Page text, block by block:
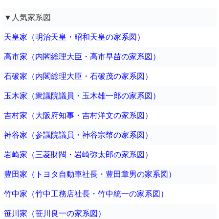
▼人気家系図
天皇家（明治天皇・昭和天皇の家系図）
高市家（内閣総理大臣・高市早苗の家系図）
石破家（内閣総理大臣・石破茂の家系図）
玉木家（衆議院議員・玉木雄一郎の家系図）
吉村家（大阪府知事・吉村洋文の家系図）
神谷家（参議院議員・神谷宗幣の家系図）
岩崎家（三菱財閥・岩崎弥太郎の家系図）
豊田家（トヨタ自動車社長・豊田章男の家系図）
竹中家（竹中工務店社長・竹中統一の家系図）
笹川家（笹川良一の家系図）